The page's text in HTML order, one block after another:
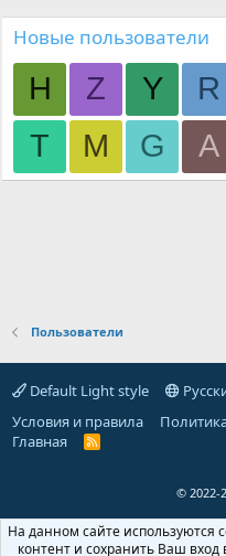
Новые пользователи
H Z Y R
Т
M G A
Пользователи
Default Light style
Условия и правила
Главная
R
© 2022-
На данном сайте используются
контент и сохранить Ваш вход